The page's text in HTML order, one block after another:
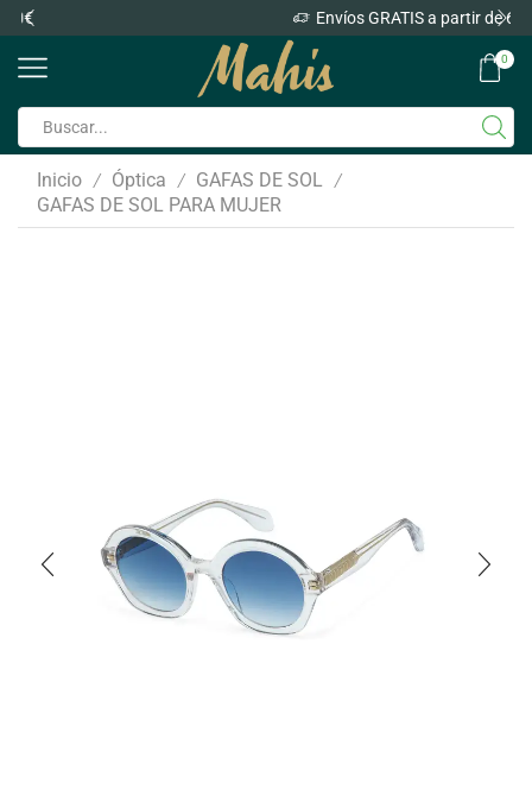
Envíos GRATIS a partir de 60€
0
Inicio / Óptica / GAFAS DE SOL /
GAFAS DE SOL PARA MUJER